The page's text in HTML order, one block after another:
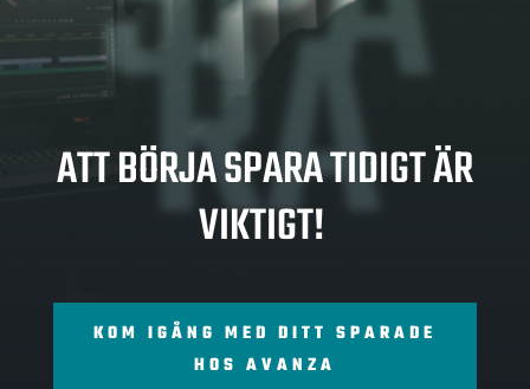
RA
ATT BÖRJA SPARA TIDIGT ÄR
VIKTIGT!
KOM IGÅNG MED DITT SPARADE
HOS AVANZA